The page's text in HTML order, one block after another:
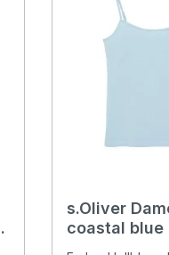
s.Oliver
coastal blue